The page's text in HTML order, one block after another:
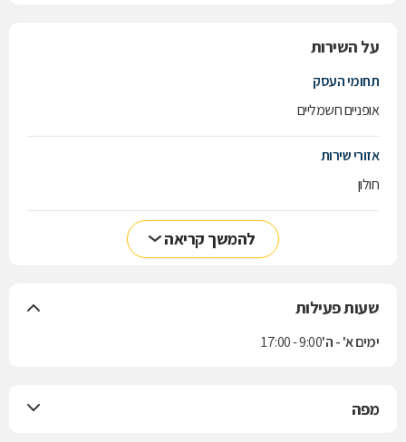
צריך להתקשר פעמים רבות עד שהצלחתי לדבר עם מישהו.
על השירות
תחומי העסק
אופניים חשמליים
אזורי שירות
חולון
להמשך קריאה
שעות פעילות
ימים א' - ה'9:00 - 17:00
מפה